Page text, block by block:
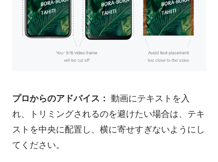
プロからのアドバイス： 動画にテキストを入
れ、トリミングされるのを避けたい場合は、テキ
ストを中央に配置し、横に寄せすぎないようにし
てください。